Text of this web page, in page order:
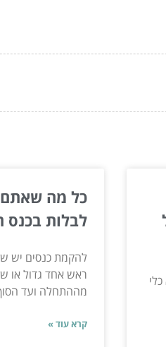
כל מה שאתם
לבלות בכנס
להקמת כנסים יש
ראש אחד גדול או
מההתחלה ועד
קרא עוד »